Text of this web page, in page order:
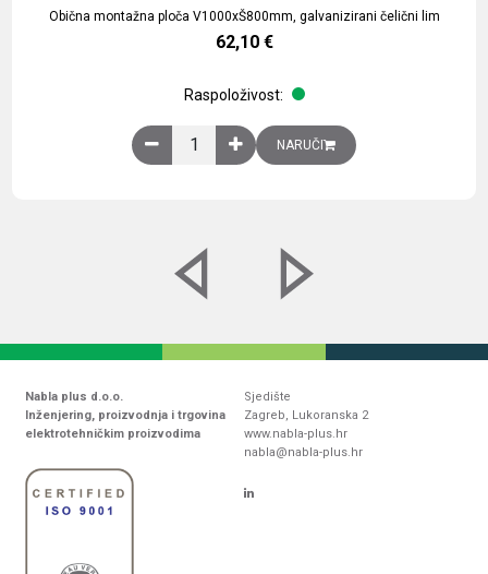
Obična montažna ploča V1000xŠ800mm, galvanizirani čelični lim
62,10 €
Raspoloživost:
Obična montažna ploča V1000xŠ800mm,
NARUČI
Nabla plus d.o.o.
Inženjering, proizvodnja i trgovina
elektrotehničkim proizvodima
Sjedište
Zagreb, Lukoranska 2
www.nabla-plus.hr
nabla@nabla-plus.hr